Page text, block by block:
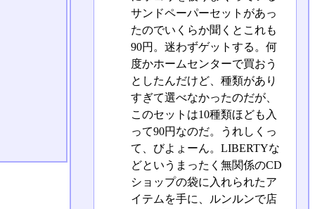
サンドペーパーセットがあっ
たのでいくらか聞くとこれも
90円。迷わずゲットする。何
度かホームセンターで買おう
としたんだけど、種類があり
すぎて選べなかったのだが、
このセットは10種類ほども入
って90円なのだ。うれしくっ
て、びよょーん。LIBERTYな
どというまったく無関係のCD
ショップの袋に入れられたア
イテムを手に、ルンルンで店